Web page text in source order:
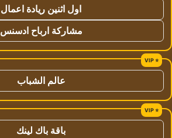
اول اثنين ريادة اعمال
مشاركة ارباح ادسنس
عالم الشباب
باقة باك لينك